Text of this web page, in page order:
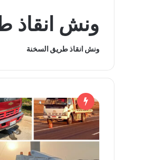
ونش انقاذ
ونش انقاذ طريق السخنة